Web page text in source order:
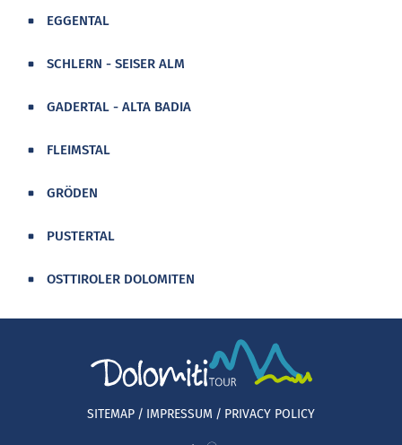
EGGENTAL
SCHLERN - SEISER ALM
GADERTAL - ALTA BADIA
FLEIMSTAL
GRÖDEN
PUSTERTAL
OSTTIROLER DOLOMITEN
SITEMAP IMPRESSUM PRIVACY POLICY